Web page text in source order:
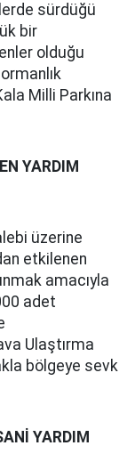
sürdüğü
bir
olduğu
Milli Parkına
YARDIM
üzerine
etkilenen
amacıyla
adet
Ulaştırma
bölgeye sevk
YARDIM